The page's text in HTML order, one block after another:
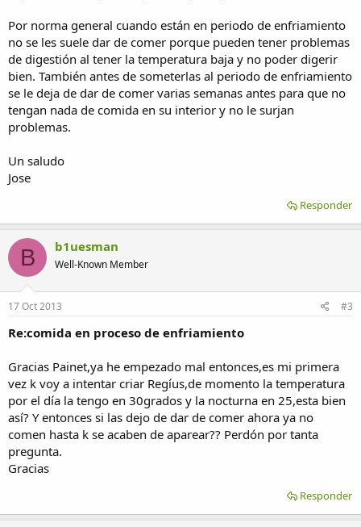
Por norma general cuando están en periodo de enfriamiento
no se les suele dar de comer porque pueden tener problemas
de digestión al tener la temperatura baja y no poder digerir
bien. También antes de someterlas al periodo de enfriamiento
se le deja de dar de comer varias semanas antes para que no
tengan nada de comida en su interior y no le surjan
problemas.
Un saludo
Jose
Responder
B b1uesman
Well-Known Member
17 Oct 2013 #3
Re:comida en proceso de enfriamiento
Gracias Painet,ya he empezado mal entonces,es mi primera
vez k voy a intentar criar Regíus,de momento la temperatura
por el día la tengo en 30grados y la nocturna en 25,esta bien
así? Y entonces si las dejo de dar de comer ahora ya no
comen hasta k se acaben de aparear?? Perdón por tanta
pregunta.
Gracias
Responder